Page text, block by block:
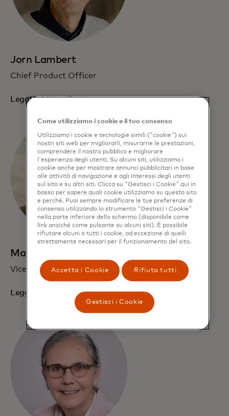
Jorn Lambert
Chief Product Officer
Leggi la biografia
Max Lanckriet
Vicepresidente esecutivo, Consegna clienti Europa
Leggi la biografia
Come utilizziamo i cookie e il tuo consenso
Utilizziamo i cookie e tecnologie simili ("cookie") sui
nostri siti web per migliorarli, misurarne le prestazioni,
comprendere il nostro pubblico e migliorare
l'esperienza degli utenti. Su alcuni siti, utilizziamo i
cookie anche per mostrare annunci pubblicitari in base
alle attività di navigazione e agli interessi degli utenti
sul sito e su altri siti. Clicca su "Gestisci i Cookie" qui in
basso per sapere quali cookie utilizziamo su questo sito
e perché. Puoi sempre modificare le tue preferenze di
consenso utilizzando lo strumento "Gestisci i Cookie"
nella parte inferiore dello schermo (disponibile come
link anziché come pulsante su alcuni siti). È possibile
rifiutare alcuni o tutti i cookie, ad eccezione di quelli
strettamente necessari per il funzionamento del sito.
Accetta i Cookie Rifiuta tutti
Gestisci i Cookie